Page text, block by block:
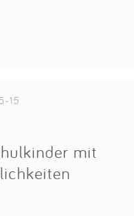
15
mit